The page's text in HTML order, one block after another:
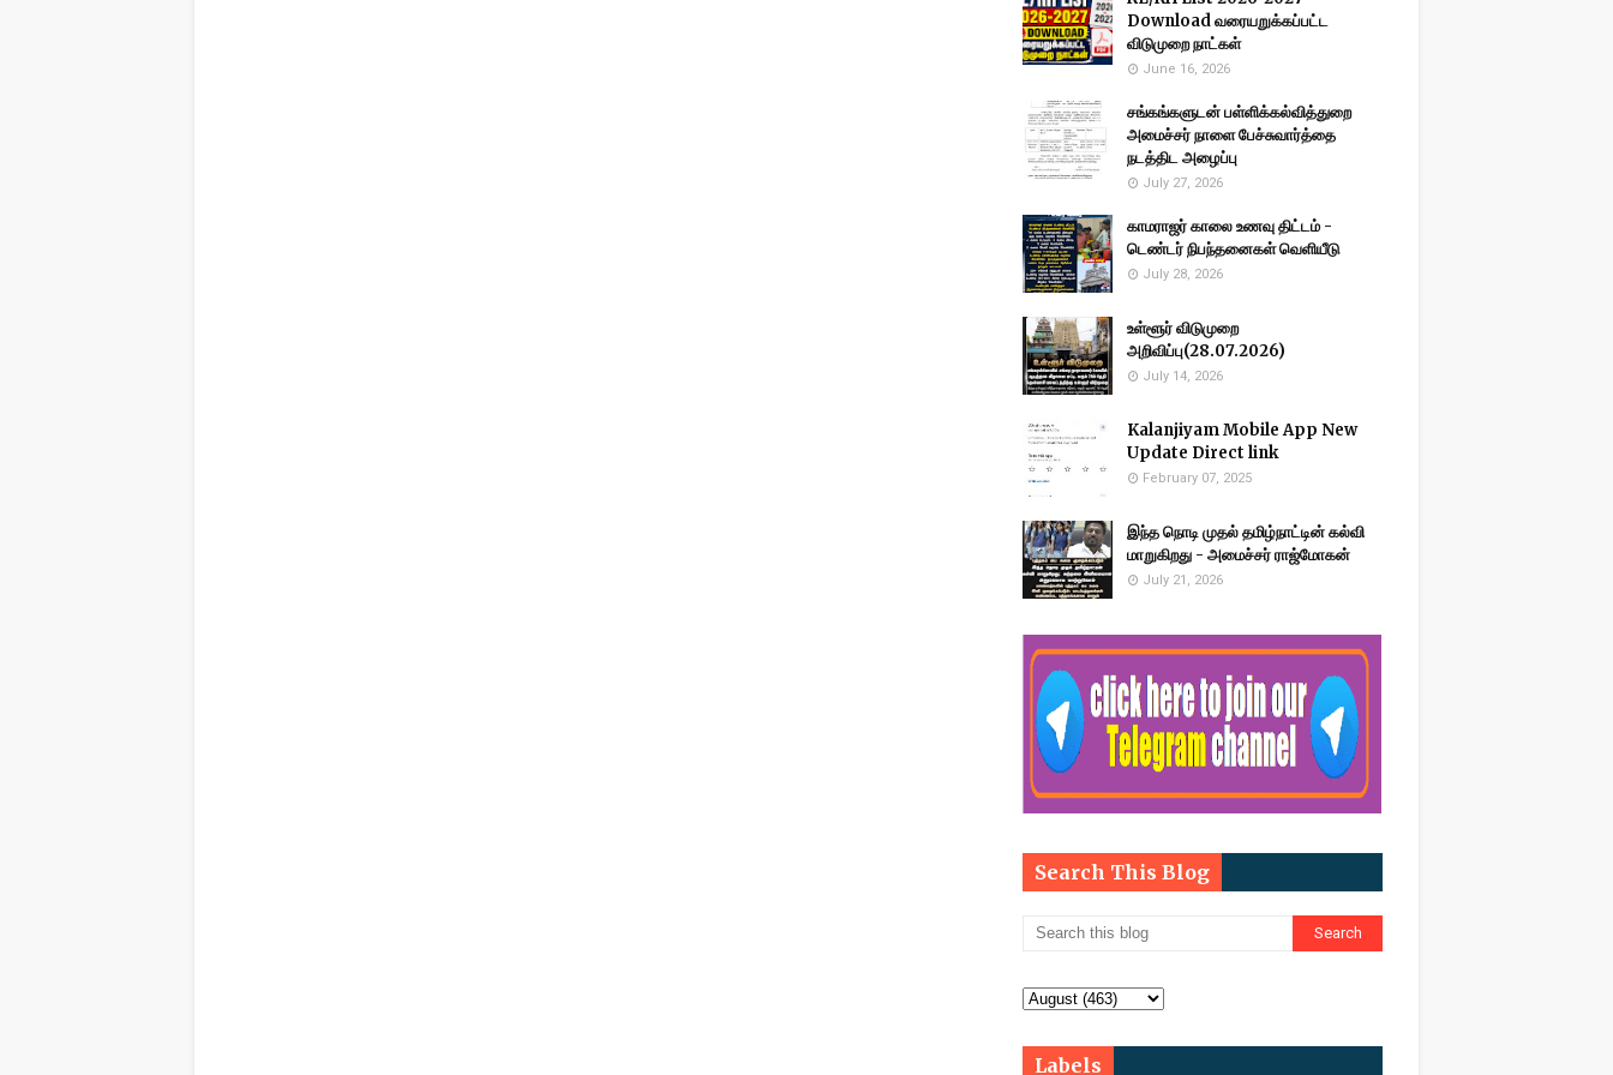
Download வரையறுக்கப்பட்ட
விடுமுறை நாட்கள்
June 16, 2026
சங்கங்களுடன் பள்ளிக்கல்வித்துறை
அமைச்சர் நாளை பேச்சுவார்த்தை
நடத்திட அழைப்பு
July 27, 2026
காமராஜர் காலை உணவு திட்டம் -
டெண்டர் நிபந்தனைகள் வெளியீடு
July 28, 2026
உள்ளூர் விடுமுறை
அறிவிப்பு(28.07.2026)
July 14, 2026
Kalanjiyam Mobile App New
Update Direct link
February 07, 2025
இந்த நொடி முதல் தமிழ்நாட்டின் கல்வி
மாறுகிறது - அமைச்சர் ராஜ்மோகன்
July 21, 2026
Search This Blog
Labels